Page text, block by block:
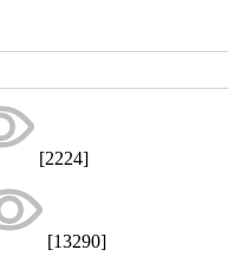
[2224]
[13290]